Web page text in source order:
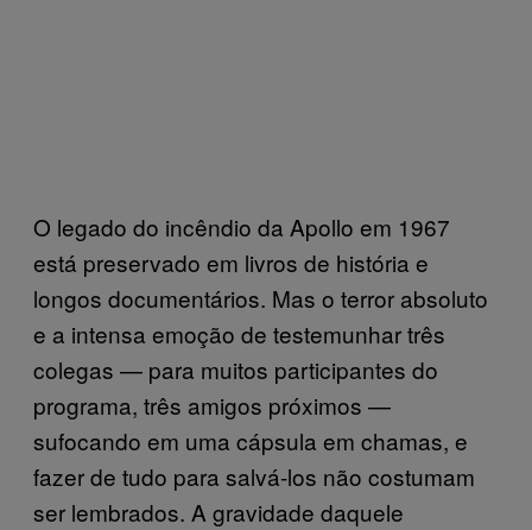
O legado do incêndio da Apollo em 1967
está preservado em livros de história e
longos documentários. Mas o terror absoluto
e a intensa emoção de testemunhar três
colegas — para muitos participantes do
programa, três amigos próximos —
sufocando em uma cápsula em chamas, e
fazer de tudo para salvá-los não costumam
ser lembrados. A gravidade daquele